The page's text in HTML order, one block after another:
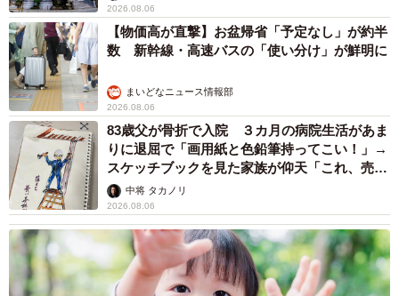
2026.08.06
【物価高が直撃】お盆帰省「予定なし」が約半
数 新幹線・高速バスの「使い分け」が鮮明に
まいどなニュース情報部
2026.08.06
83歳父が骨折で入院 ３カ月の病院生活があま
りに退屈で「画用紙と色鉛筆持ってこい！」→
スケッチブックを見た家族が仰天「これ、売れ
ますよ…」
中将 タカノリ
2026.08.06